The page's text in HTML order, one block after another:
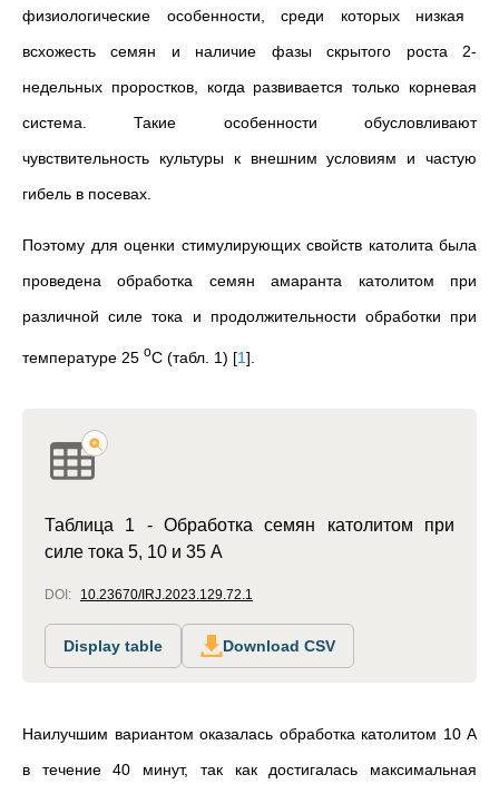
физиологические особенности, среди которых низкая
всхожесть семян и наличие фазы скрытого роста 2-
недельных проростков, когда развивается только корневая
система. Такие особенности обусловливают
чувствительность культуры к внешним условиям и частую
гибель в посевах.
Поэтому для оценки стимулирующих свойств католита была
проведена обработка семян амаранта католитом при
различной силе тока и продолжительности обработки при
температуре 25 оС (табл. 1) [1]
Таблица 1 - Обработка семян католитом при
силе тока 5, 10 и 35 А
DOI: 10.23670/IRJ.2023.129.72.1
Display table Download CSV
Наилучшим вариантом оказалась обработка католитом 10 А
в течение 40 минут, так как достигалась максимальная